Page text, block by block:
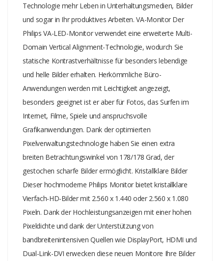
Monitors gehören diese Probleme der Vergangenheit an. Erhalten
Sie dank AMD FreeSync™ Technologie flüssige, störungsfreie
Leistung bei jeder Bildrate, schnelle Bildschirmaktualisierung ohne
Unterbrechungen sowie eine extrem kurze Reaktionszeit.
SmartContrast SmartContrast ist eine Philips Technologie, die
angezeigte Inhalte analysiert, Farben automatisch anpasst und die
Intensität der Hintergrundbeleuchtung steuert, um den Kontrast
dynamisch zu verbessern. So wird bei Videos oder Spielen mit
dunklen Farbtönen jederzeit eine optimale Bildqualität
gewährleistet. Im Economy-Modus wird für die perfekte Anzeige
von alltäglichen Büroanwendungen und einen geringeren
Stromverbrauch der Kontrast angepasst und eine Feineinstellung
der Hintergrundbeleuchtung vorgenommen. SmartImage
Steuerung mit Schnellzugriff (speziell auf Spieler abgestimmt) und
Shooting) verbessert dunkle Bereiche in Spielen und ermöglicht
Ihnen, versteckte Objekte in solchen Bereichen zu sehen. Der
"Racing"-Modus stellt das Display auf die schnellste Reaktionszeit
und hohe Farbwiedergabe ein, und nimmt zusätzlich
Technologie mehr Leben in Unterhaltungsmedien, Bilder
und sogar in Ihr produktives Arbeiten. VA-Monitor Der
Philips VA-LED-Monitor verwendet eine erweiterte Multi-
Domain Vertical Alignment-Technologie, wodurch Sie
statische Kontrastverhältnisse für besonders lebendige
und helle Bilder erhalten. Herkömmliche Büro-
Anwendungen werden mit Leichtigkeit angezeigt,
besonders geeignet ist er aber für Fotos, das Surfen im
Internet, Filme, Spiele und anspruchsvolle
Grafikanwendungen. Dank der optimierten
Pixelverwaltungstechnologie haben Sie einen extra
breiten Betrachtungswinkel von 178/178 Grad, der
gestochen scharfe Bilder ermöglicht. Kristallklare Bilder
Dieser hochmoderne Philips Monitor bietet kristallklare
Vierfach-HD-Bilder mit 2.560 x 1.440 oder 2.560 x 1.080
Pixeln. Dank der Hochleistungsanzeigen mit einer hohen
Pixeldichte und dank der Unterstützung von
bandbreitenintensiven Quellen wie DisplayPort, HDMI und
Dual-Link-DVI erwecken diese neuen Monitore Ihre Bilder